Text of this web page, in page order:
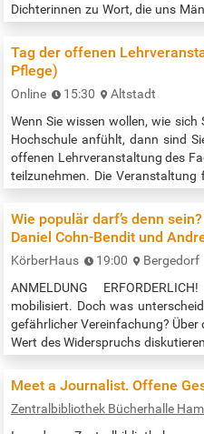
Dichterinnen zu Wort, die uns
diesmal geht es um sehr
Jahren, am…
Tag der offenen
Pflege)
Online 15:30
Altstadt
Wenn Sie wissen wollen, wie
Hochschule anfühlt, dann sind
offenen Lehrveranstaltung des
teilzunehmen. Die
Zugangslink: https://
erwartet: 15.30 Uhr Begrüßung,
Wie populär darf’s denn
Daniel Cohn-Bendit und
KörberHaus 19:00
Bergedorf
ANMELDUNG
mobilisiert. Doch was
gefährlicher Vereinfachung? Über
Wert des Widerspruchs
und dem Historiker Andreas
KörberHaus Anmeldung
stiftung.de/veranstaltungen…
Meet a Journalist. Offene
Zentralbibliothek Bücherhalle